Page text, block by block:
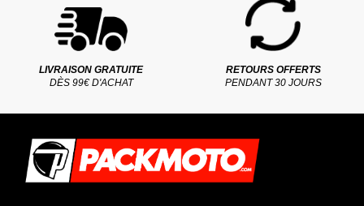
LIVRAISON GRATUITE
DÈS 99€ D'ACHAT
RETOURS OFFERTS
PENDANT 30 JOURS